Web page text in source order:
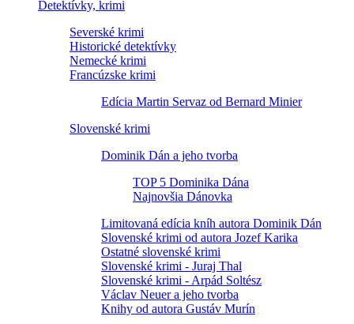
Detektívky, krimi
Severské krimi
Historické detektívky
Nemecké krimi
Francúzske krimi
Edícia Martin Servaz od Bernard Minier
Slovenské krimi
Dominik Dán a jeho tvorba
TOP 5 Dominika Dána
Najnovšia Dánovka
Limitovaná edícia kníh autora Dominik Dán
Slovenské krimi od autora Jozef Karika
Ostatné slovenské krimi
Slovenské krimi - Juraj Thal
Slovenské krimi - Arpád Soltész
Václav Neuer a jeho tvorba
Knihy od autora Gustáv Murín